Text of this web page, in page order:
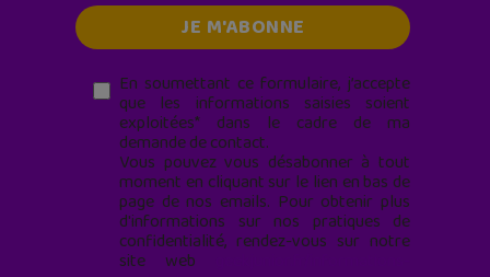
En soumettant ce formulaire, j’accepte
que les informations saisies soient
exploitées* dans le cadre de ma
demande de contact.
Vous pouvez vous désabonner à tout
moment en cliquant sur le lien en bas de
page de nos emails. Pour obtenir plus
d'informations sur nos pratiques de
confidentialité, rendez-vous sur notre
site web